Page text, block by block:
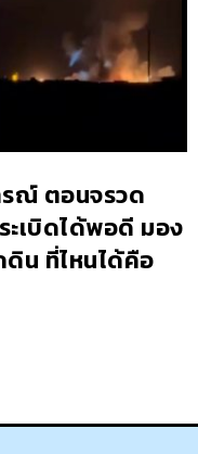
ณ์ ตอนจรวด
ะเบิดได้พอดี มอง
น ที่ไหนได้คือ